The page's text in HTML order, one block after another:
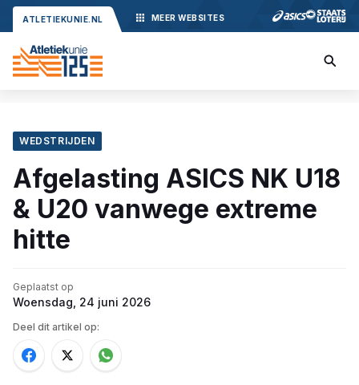
ATLETIEKUNIE.NL MEER WEBSITES
WEDSTRIJDEN
Afgelasting ASICS NK U18
& U20 vanwege extreme
hitte
Geplaatst op
Woensdag, 24 juni 2026
Deel dit artikel op: